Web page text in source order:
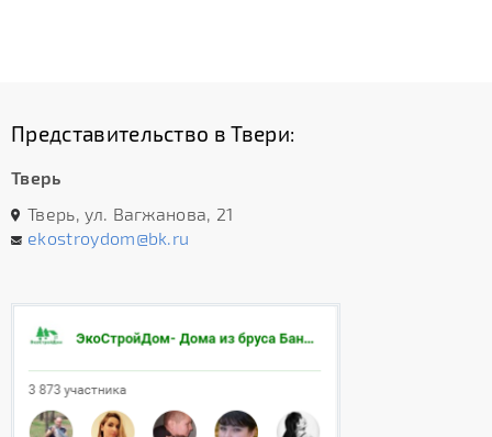
Представительство в Твери:
Тверь
Тверь, ул. Вагжанова, 21
ekostroydom@bk.ru